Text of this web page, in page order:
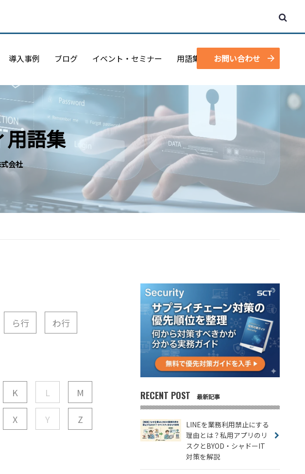
導入事例 ブログ イベント・セミナー 用語集 資料請求
お問い合わせ
用語集
会社
ら行 わ行
K L M
X Y Z
RECENT POST 最新記事
LINEを業務利用禁止にする
理由とは？私用アプリのリ
スクとBYOD・シャドーIT
対策を解説